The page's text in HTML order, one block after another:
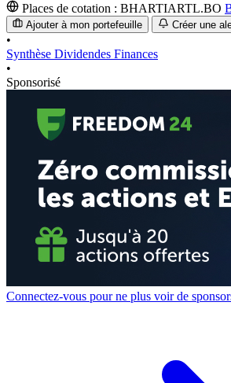
Places de cotation : BHARTIARTL.BO
Ajouter à mon portefeuille Créer une
•
Synthèse Dividendes Finances
•
Sponsorisé
Connectez-vous pour ne plus voir de